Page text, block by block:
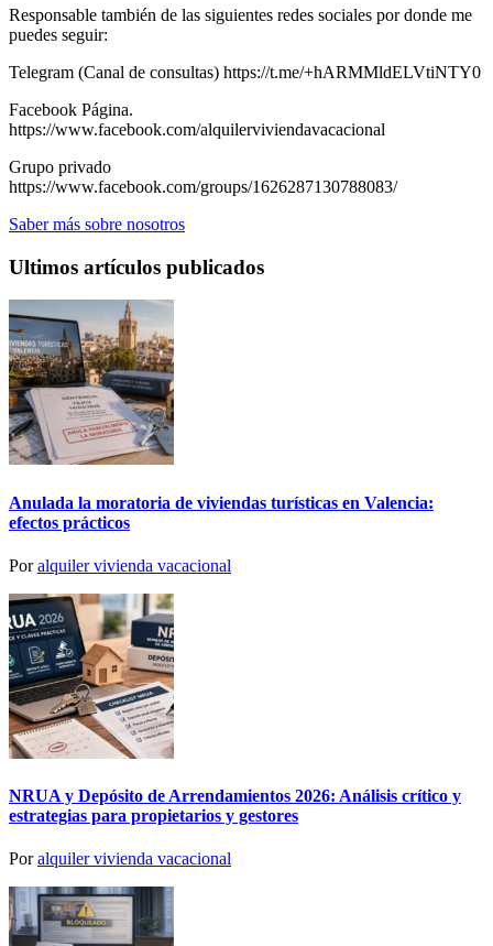
Responsable también de las siguientes redes sociales por donde me
puedes seguir:
Telegram (Canal de consultas) https://t.me/+hARMMldELVtiNTY0
Facebook Página.
https://www.facebook.com/alquilerviviendavacacional
Grupo privado
https://www.facebook.com/groups/1626287130788083/
Saber más sobre nosotros
Ultimos artículos publicados
Anulada la moratoria de viviendas turísticas en Valencia:
efectos prácticos
Poralquiler vivienda vacacional
NRUA y Depósito de Arrendamientos 2026: Análisis crítico y
estrategias para propietarios y gestores
Poralquiler vivienda vacacional